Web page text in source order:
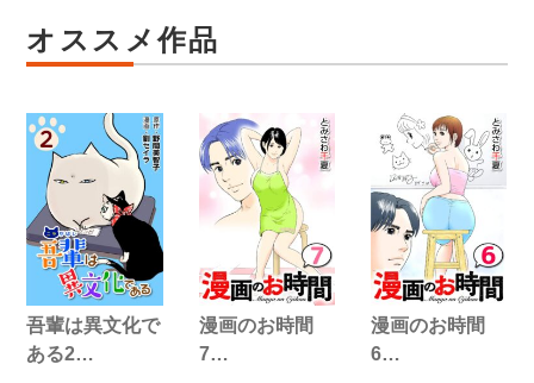
オススメ作品
吾輩は異文化で
ある2…
漫画のお時間
7…
漫画のお時間
6…